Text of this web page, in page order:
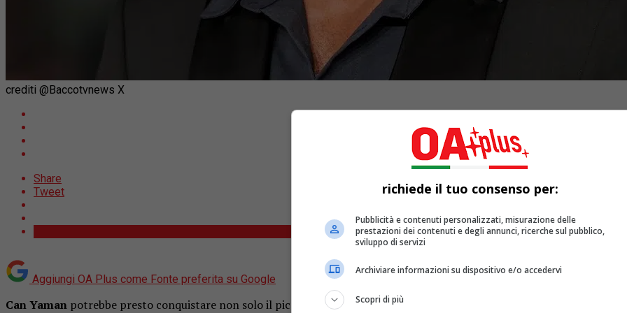
crediti @Baccotvnews X
Share
Tweet
Aggiungi OA Plus come Fonte preferita su Google
Can Yaman potrebbe presto conquistare non solo il piccolo schermo, ma anche il mitico palco del Teatro Ariston. Dopo
richiede il tuo consenso per:
Pubblicità e contenuti personalizzati, misurazione delle
prestazioni dei contenuti e degli annunci, ricerche sul pubblico,
sviluppo di servizi
Archiviare informazioni su dispositivo e/o accedervi
Scopri di più